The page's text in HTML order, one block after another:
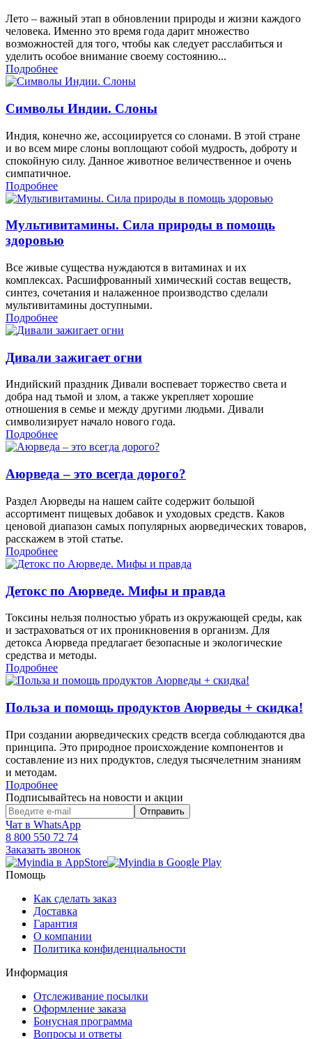
Лето – важный этап в обновлении природы и жизни каждого
человека. Именно это время года дарит множество
возможностей для того, чтобы как следует расслабиться и
уделить особое внимание своему состоянию...
Подробнее
Символы Индии. Слоны
Индия, конечно же, ассоциируется со слонами. В этой стране
и во всем мире слоны воплощают собой мудрость, доброту и
спокойную силу. Данное животное величественное и очень
симпатичное.
Подробнее
Мультивитамины. Сила природы в помощь
здоровью
Все живые существа нуждаются в витаминах и их
комплексах. Расшифрованный химический состав веществ,
синтез, сочетания и налаженное производство сделали
мультивитамины доступными.
Подробнее
Дивали зажигает огни
Индийский праздник Дивали воспевает торжество света и
добра над тьмой и злом, а также укрепляет хорошие
отношения в семье и между другими людьми. Дивали
символизирует начало нового года.
Подробнее
Аюрведа – это всегда дорого?
Раздел Аюрведы на нашем сайте содержит большой
ассортимент пищевых добавок и уходовых средств. Каков
ценовой диапазон самых популярных аюрведических товаров,
расскажем в этой статье.
Подробнее
Детокс по Аюрведе. Мифы и правда
Токсины нельзя полностью убрать из окружающей среды, как
и застраховаться от их проникновения в организм. Для
детокса Аюрведа предлагает безопасные и экологические
средства и методы.
Подробнее
Польза и помощь продуктов Аюрведы + скидка!
При создании аюрведических средств всегда соблюдаются два
принципа. Это природное происхождение компонентов и
составление из них продуктов, следуя тысячелетним знаниям
и методам.
Подробнее
Подписывайтесь на новости и акции
Чат в WhatsApp
8 800 550 72 74
Заказать звонок
Помощь
Как сделать заказ
Доставка
Гарантия
О компании
Политика конфиденциальности
Информация
Отслеживание посылки
Оформление заказа
Бонусная программа
Вопросы и ответы